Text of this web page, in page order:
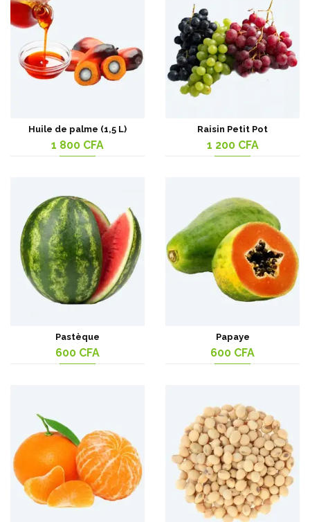
Huile de palme (1,5 L)
1 800 CFA
Raisin Petit Pot
1 200 CFA
Pastèque
600 CFA
Papaye
600 CFA